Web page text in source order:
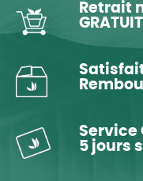
Retrait
Service
5 jours